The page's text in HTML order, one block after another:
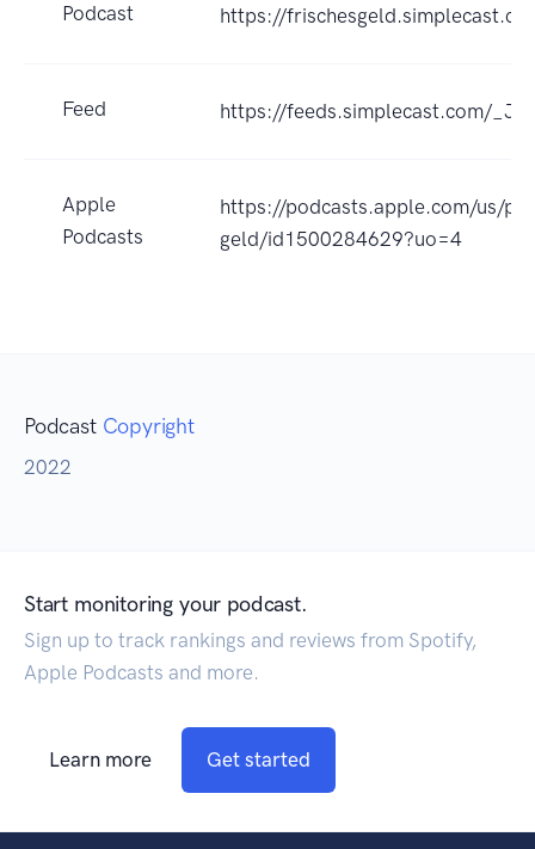
Podcast https://
Feed https://feeds.simplecast.com/
Apple
Podcasts
https://podcasts.apple.com/us/
geld/id1500284629?uo=4
Podcast Copyright
2022
Start monitoring your podcast.
Sign up to track rankings and reviews from Spotify,
Apple Podcasts and more.
Learn more Get started